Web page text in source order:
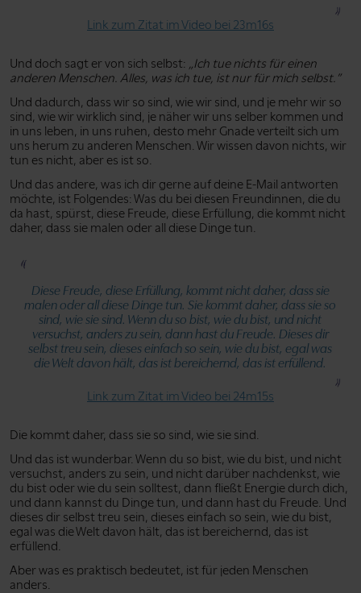
Link zum Zitat im Video bei 23m16s
Und doch sagt er von sich selbst:
„Ich tue nichts für einen
anderen Menschen. Alles, was ich tue, ist nur für mich selbst.”
Und dadurch, dass wir so sind, wie wir sind, und je mehr wir so
sind, wie wir wirklich sind, je näher wir uns selber kommen und
in uns leben, in uns ruhen, desto mehr Gnade verteilt sich um
uns herum zu anderen Menschen. Wir wissen davon nichts, wir
tun es nicht, aber es ist so.
Und das andere, was ich dir gerne auf deine E-Mail antworten
möchte, ist Folgendes: Was du bei diesen Freundinnen, die du
da hast, spürst, diese Freude, diese Erfüllung, die kommt nicht
daher, dass sie malen oder all diese Dinge tun.
Diese Freude, diese Erfüllung, kommt nicht daher, dass sie
malen oder all diese Dinge tun. Sie kommt daher, dass sie so
sind, wie sie sind. Wenn du so bist, wie du bist, und nicht
versuchst, anders zu sein, dann hast du Freude. Dieses dir
selbst treu sein, dieses einfach so sein, wie du bist, egal was
die Welt davon hält, das ist bereichernd, das ist erfüllend.
Link zum Zitat im Video bei 24m15s
Die kommt daher, dass sie so sind, wie sie sind.
Und das ist wunderbar. Wenn du so bist, wie du bist, und nicht
versuchst, anders zu sein, und nicht darüber nachdenkst, wie
du bist oder wie du sein solltest, dann fließt Energie durch dich,
und dann kannst du Dinge tun, und dann hast du Freude. Und
dieses dir selbst treu sein, dieses einfach so sein, wie du bist,
egal was die Welt davon hält, das ist bereichernd, das ist
erfüllend.
Aber was es praktisch bedeutet, ist für jeden Menschen
anders.